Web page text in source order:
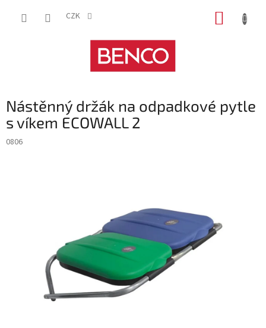
CZK
Nástěnný držák na odpadkové pytle
s víkem ECOWALL 2
0806